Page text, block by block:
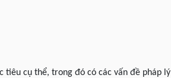
cụ thể, trong đó có các vấn đề pháp lý